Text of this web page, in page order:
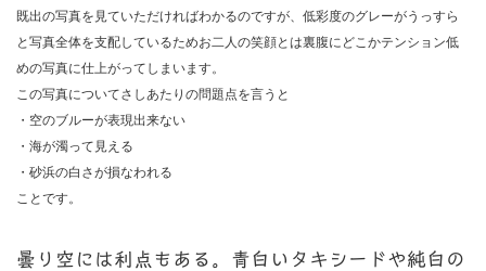
既出の写真を見ていただければわかるのですが、低彩度のグレーがうっすら
と写真全体を支配しているためお二人の笑顔とは裏腹にどこかテンション低
めの写真に仕上がってしまいます。
この写真についてさしあたりの問題点を言うと
・空のブルーが表現出来ない
・海が濁って見える
・砂浜の白さが損なわれる
ことです。
曇り空には利点もある。青白いタキシードや純白の